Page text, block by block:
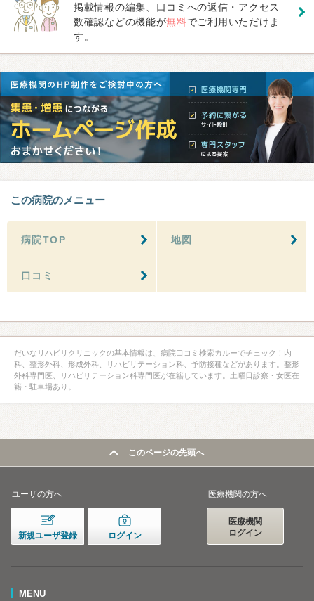
掲載情報の編集、口コミへの返信・アクセス
数確認などの機能が無料でご利用いただけま
す。
この病院のメニュー
病院TOP 地図
口コミ
だいなリハビリクリニックの基本情報は、病院口コミ検索カルーでチェック！内
科、整形外科、形成外科、リハビリテーション科、予防接種などがあります。整形
外科専門医、リハビリテーション科専門医が在籍しています。土曜日診察・女医在
籍・駐車場あり。
このページの先頭へ
ユーザの方へ
新規ユーザ登録 ログイン
医療機関の方へ
医療機関
ログイン
MENU